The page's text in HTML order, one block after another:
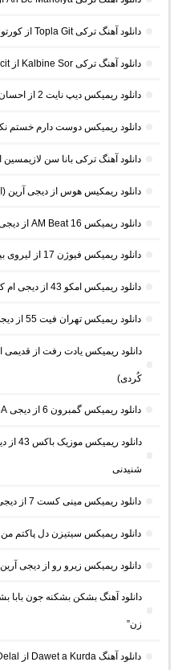
دانلود آهنگ ترکی Topla Git از کورتولوش کوش
دانلود آهنگ ترکی Kalbine Sor از Bahadır Macit و Tunahan Sakar
دانلود ریمیکس دیپ نایت 2 از احسان رمزی (ریمیکس طولانی غمگین)
دانلود ریمیکس دوست دارم خستم
دانلود آهنگ ترکی بانا سن
دانلود ریمکیس هوس از دیجی آرین
دانلود ریمیکس AM Beat 16 از دیجی AMB (پادکست طولانی شنیدنی)
دانلود ریمیکس فیوژن 17 از لیروی بیتز
دانلود ریمیکس امکو 43 از دیجی ام کو (پادکست طولانی عاشقانه)
دانلود ریمیکس تهران فیت 55 از دیجی باربد و محمد موریانی
دانلود ریمیکس یادت رفت از
کُردی)
دانلود ریمیکس گمبرون 6 از دیجی 4A (ریمیکس طولانی شاد بندری جنوبی)
شنیدنی
دانلود ریمیکس مینی کست 7 از دیجی مهراس
دانلود ریمیکس سیتیزن دل پاکتم
دانلود ریمیکس زیرو رو از دیجی
دانلود آهنگ بشکن بشکنه جون بابا
زن”
دانلود آهنگ Dawet a Kurda از Delal “هوش مصنوعی کرد ترند اینستا”